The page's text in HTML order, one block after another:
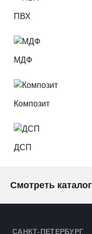
ПВХ
МДФ
Композит
ДСП
Смотреть каталог
САНКТ-ПЕТЕРБУРГ